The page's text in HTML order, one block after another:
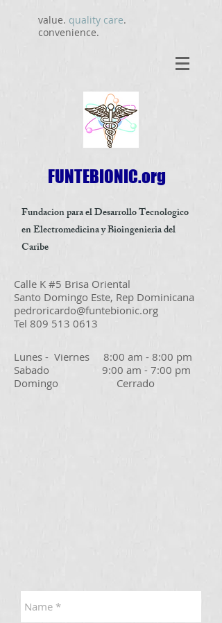
value. quality care.
convenience.
FUNTEBIONIC.org
Fundacion para el Desarrollo Tecnologico
en Electromedicina y Bioingenieria del
Caribe
Calle K #5 Brisa Oriental
Santo Domingo Este, Rep Dominicana
pedroricardo@funtebionic.org
Tel 809 513 0613
Lunes - Viernes 8:00 am - 8:00 pm
Sabado 9:00 am - 7:00 pm
Domingo Cerrado